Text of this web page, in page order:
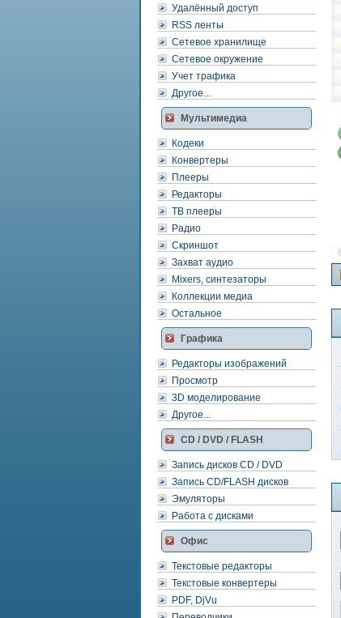
Удалённый доступ
RSS ленты
Сетевое хранилище
Сетевое окружение
Учет трафика
Другое...
Мультимедиа
Кодеки
Конвертеры
Плееры
Редакторы
ТВ плееры
Радио
Скриншот
Захват аудио
Mixers, синтезаторы
Коллекции медиа
Остальное
Графика
Редакторы изображений
Просмотр
3D моделирование
Другое...
CD / DVD / FLASH
Запись дисков CD / DVD
Запись CD/FLASH дисков
Эмуляторы
Работа с дисками
Офис
Текстовые редакторы
Текстовые конвертеры
PDF, DjVu